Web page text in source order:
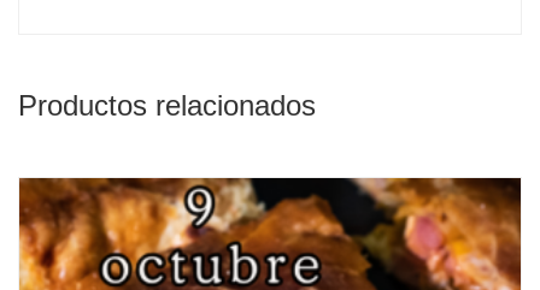
Productos relacionados